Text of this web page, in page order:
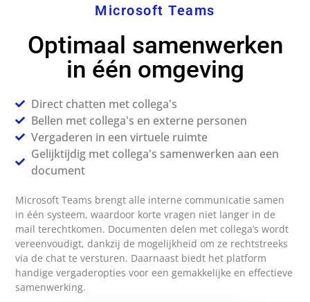
Microsoft Teams
Optimaal samenwerken
in één omgeving
Direct chatten met collega's
Bellen met collega's en externe personen
Vergaderen in een virtuele ruimte
Gelijktijdig met collega's samenwerken aan een
document
Microsoft Teams brengt alle interne communicatie samen
in één systeem, waardoor korte vragen niet langer in de
mail terechtkomen. Documenten delen met collega’s wordt
vereenvoudigt, dankzij de mogelijkheid om ze rechtstreeks
via de chat te versturen. Daarnaast biedt het platform
handige vergaderopties voor een gemakkelijke en effectieve
samenwerking.